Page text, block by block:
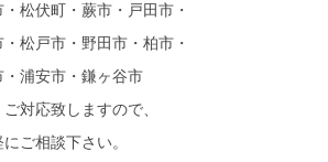
松伏町・蕨市・戸田市・
松戸市・野田市・柏市・
浦安市・鎌ヶ谷市
対応致しますので、
ご相談下さい。